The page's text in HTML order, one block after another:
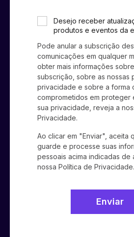
Desejo receber
produtos e eventos da
Pode anular a subscrição
comunicações em qualquer
obter mais informações
subscrição, sobre as nossas
privacidade e sobre a forma
comprometidos em proteger
sua privacidade, reveja a
Privacidade.
Ao clicar em "Enviar", aceita
guarde e processe suas
pessoais acima indicadas de
nossa Política de Privacidade.